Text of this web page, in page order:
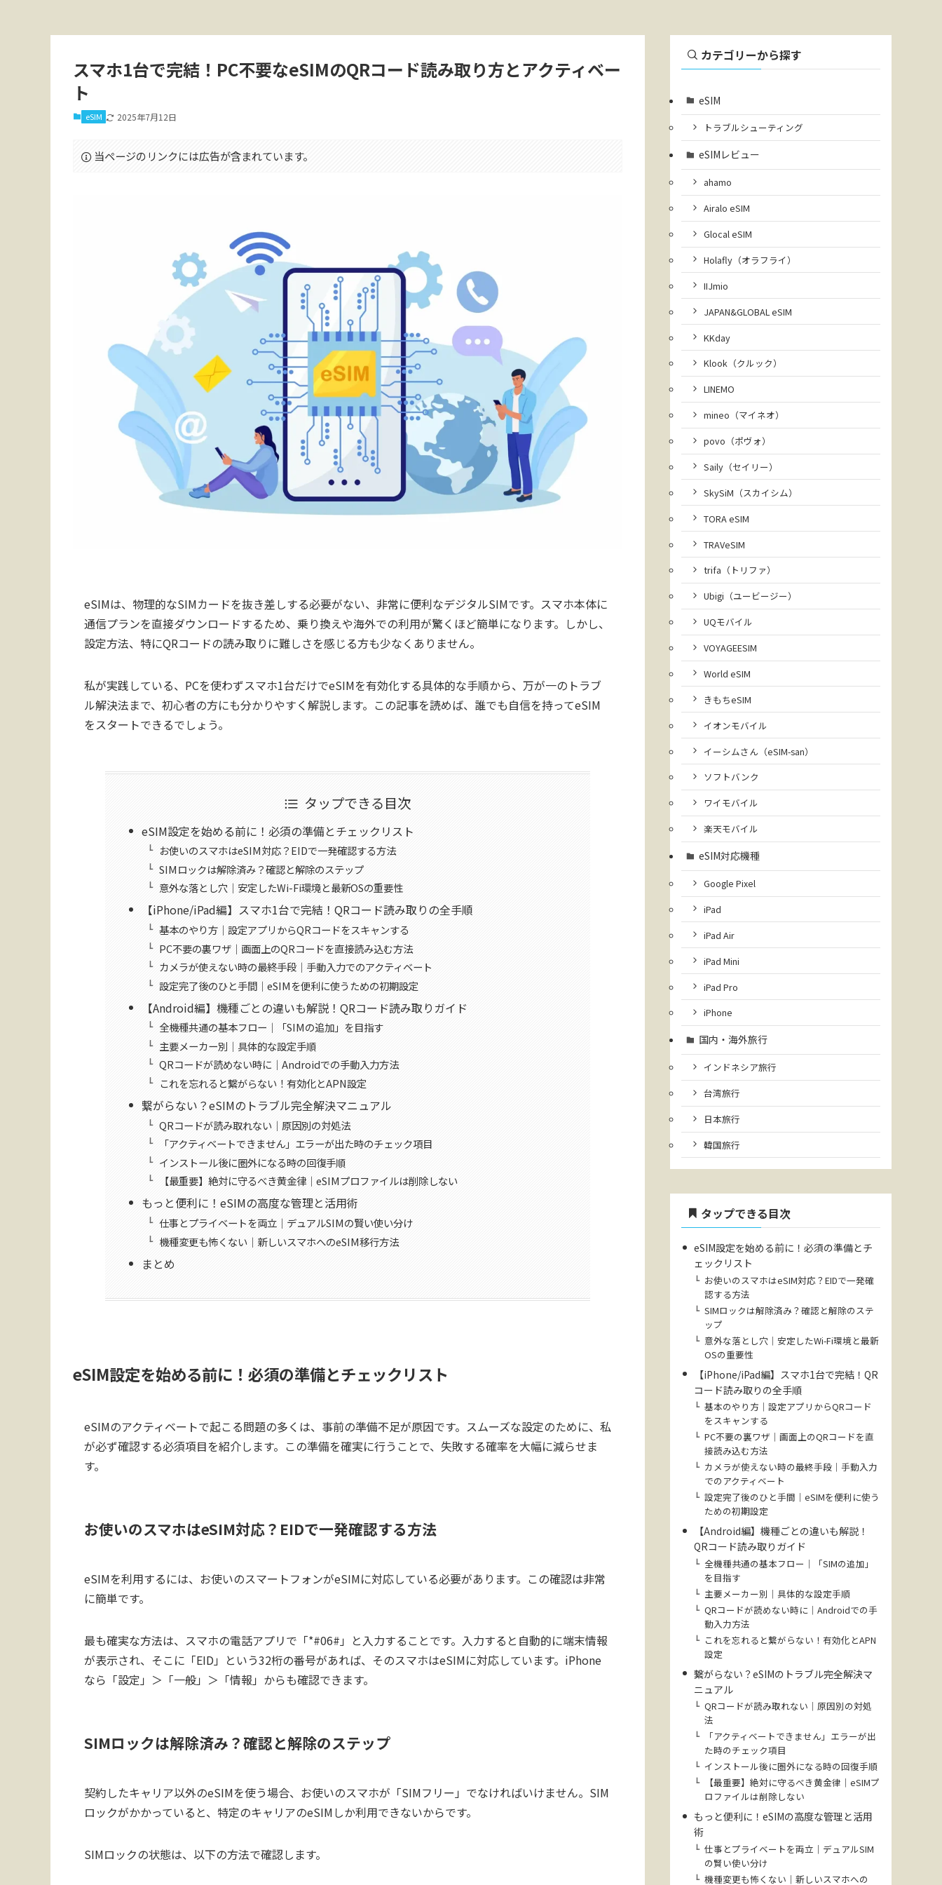
スマホ1台で完結！PC不要なeSIMのQRコード読み取り方とアクティベー
ト
eSIM 2025年7月12日
当ページのリンクには広告が含まれています。
eSIMは、物理的なSIMカードを抜き差しする必要がない、非常に便利なデジタルSIMです。スマホ本体に
通信プランを直接ダウンロードするため、乗り換えや海外での利用が驚くほど簡単になります。しかし、
設定方法、特にQRコードの読み取りに難しさを感じる方も少なくありません。
私が実践している、PCを使わずスマホ1台だけでeSIMを有効化する具体的な手順から、万が一のトラブ
ル解決法まで、初心者の方にも分かりやすく解説します。この記事を読めば、誰でも自信を持ってeSIM
をスタートできるでしょう。
タップできる目次
eSIM設定を始める前に！必須の準備とチェックリスト
お使いのスマホはeSIM対応？EIDで一発確認する方法
SIMロックは解除済み？確認と解除のステップ
意外な落とし穴｜安定したWi-Fi環境と最新OSの重要性
【iPhone/iPad編】スマホ1台で完結！QRコード読み取りの全手順
基本のやり方｜設定アプリからQRコードをスキャンする
PC不要の裏ワザ｜画面上のQRコードを直接読み込む方法
カメラが使えない時の最終手段｜手動入力でのアクティベート
設定完了後のひと手間｜eSIMを便利に使うための初期設定
【Android編】機種ごとの違いも解説！QRコード読み取りガイド
全機種共通の基本フロー｜「SIMの追加」を目指す
主要メーカー別｜具体的な設定手順
QRコードが読めない時に｜Androidでの手動入力方法
これを忘れると繋がらない！有効化とAPN設定
繋がらない？eSIMのトラブル完全解決マニュアル
QRコードが読み取れない｜原因別の対処法
「アクティベートできません」エラーが出た時のチェック項目
インストール後に圏外になる時の回復手順
【最重要】絶対に守るべき黄金律｜eSIMプロファイルは削除しない
もっと便利に！eSIMの高度な管理と活用術
仕事とプライベートを両立｜デュアルSIMの賢い使い分け
機種変更も怖くない｜新しいスマホへのeSIM移行方法
まとめ
eSIM設定を始める前に！必須の準備とチェックリスト
eSIMのアクティベートで起こる問題の多くは、事前の準備不足が原因です。スムーズな設定のために、私
が必ず確認する必須項目を紹介します。この準備を確実に行うことで、失敗する確率を大幅に減らせま
す。
お使いのスマホはeSIM対応？EIDで一発確認する方法
eSIMを利用するには、お使いのスマートフォンがeSIMに対応している必要があります。この確認は非常
に簡単です。
最も確実な方法は、スマホの電話アプリで「*#06#」と入力することです。入力すると自動的に端末情報
が表示され、そこに「EID」という32桁の番号があれば、そのスマホはeSIMに対応しています。iPhone
なら「設定」＞「一般」＞「情報」からも確認できます。
SIMロックは解除済み？確認と解除のステップ
契約したキャリア以外のeSIMを使う場合、お使いのスマホが「SIMフリー」でなければいけません。SIM
ロックがかかっていると、特定のキャリアのeSIMしか利用できないからです。
SIMロックの状態は、以下の方法で確認します。
カテゴリーから探す
eSIM
トラブルシューティング
eSIMレビュー
ahamo
Airalo eSIM
Glocal eSIM
Holafly（オラフライ）
IIJmio
JAPAN&GLOBAL eSIM
KKday
Klook（クルック）
LINEMO
mineo（マイネオ）
povo（ポヴォ）
Saily（セイリー）
SkySiM（スカイシム）
TORA eSIM
TRAVeSIM
trifa（トリファ）
Ubigi（ユービージー）
UQモバイル
VOYAGEESIM
World eSIM
きもちeSIM
イオンモバイル
イーシムさん（eSIM-san）
ソフトバンク
ワイモバイル
楽天モバイル
eSIM対応機種
Google Pixel
iPad
iPad Air
iPad Mini
iPad Pro
iPhone
国内・海外旅行
インドネシア旅行
台湾旅行
日本旅行
韓国旅行
タップできる目次
eSIM設定を始める前に！必須の準備とチ
ェックリスト
お使いのスマホはeSIM対応？EIDで一発確
認する方法
SIMロックは解除済み？確認と解除のステ
ップ
意外な落とし穴｜安定したWi-Fi環境と最新
OSの重要性
【iPhone/iPad編】スマホ1台で完結！QR
コード読み取りの全手順
基本のやり方｜設定アプリからQRコード
をスキャンする
PC不要の裏ワザ｜画面上のQRコードを直
接読み込む方法
カメラが使えない時の最終手段｜手動入力
でのアクティベート
設定完了後のひと手間｜eSIMを便利に使う
ための初期設定
【Android編】機種ごとの違いも解説！
QRコード読み取りガイド
全機種共通の基本フロー｜「SIMの追加」
を目指す
主要メーカー別｜具体的な設定手順
QRコードが読めない時に｜Androidでの手
動入力方法
これを忘れると繋がらない！有効化とAPN
設定
繋がらない？eSIMのトラブル完全解決マ
ニュアル
QRコードが読み取れない｜原因別の対処
法
「アクティベートできません」エラーが出
た時のチェック項目
インストール後に圏外になる時の回復手順
【最重要】絶対に守るべき黄金律｜eSIMプ
ロファイルは削除しない
もっと便利に！eSIMの高度な管理と活用
術
仕事とプライベートを両立｜デュアルSIM
の賢い使い分け
機種変更も怖くない｜新しいスマホへの